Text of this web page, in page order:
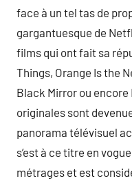
face à un tel tas de
gargantuesque de
films qui ont fait sa
Things, Orange Is the
Black Mirror ou
originales sont
panorama télévisuel
s’est à ce titre en
métrages et est